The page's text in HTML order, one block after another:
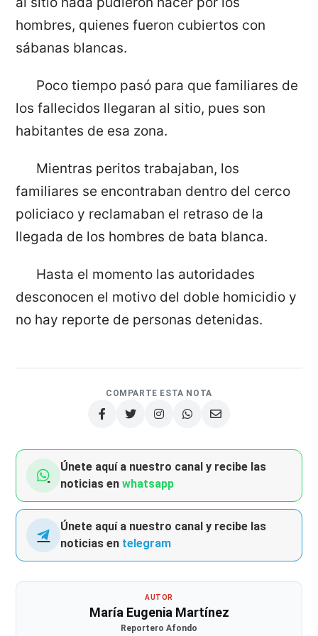
hombres, quienes fueron cubiertos con
sábanas blancas.
Poco tiempo pasó para que familiares de
los fallecidos llegaran al sitio, pues son
habitantes de esa zona.
Mientras peritos trabajaban, los
familiares se encontraban dentro del cerco
policiaco y reclamaban el retraso de la
llegada de los hombres de bata blanca.
Hasta el momento las autoridades
desconocen el motivo del doble homicidio y
no hay reporte de personas detenidas.
COMPARTE ESTA NOTA
Únete aquí a nuestro canal y recibe las
noticias enwhatsapp
Únete aquí a nuestro canal y recibe las
noticias en telegram
AUTOR
María Eugenia Martínez
Reportero Afondo